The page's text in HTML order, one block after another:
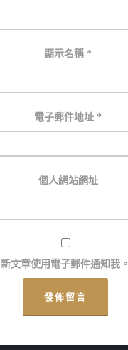
顯示名稱 *
電子郵件地址 *
個人網站網址
新文章使用電子郵件通知我。